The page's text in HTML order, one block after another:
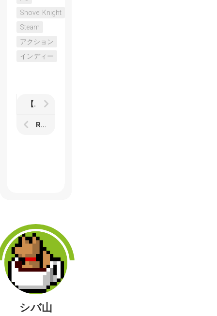
Shovel Knight
Steam
アクション
インディー
【ペルソナQ】レビュー 「世界樹の迷宮」でもあり「ペルソナ」でもある3Dダンジョン探索RPG
RTAの祭典「Summer Games Done Quick」が開幕
シバ山